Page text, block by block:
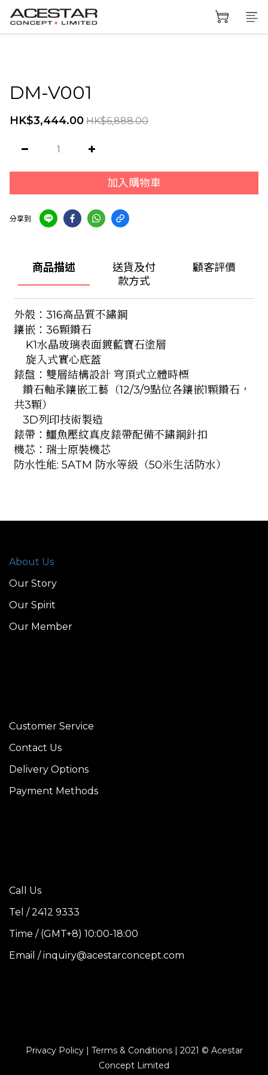
DM-V001
HK$3,444.00 HK$6,888.00
加入購物車
分享到
商品描述
送貨及付
款方式
顧客評價
外殼：316高品質不鏽鋼
鑲嵌：36顆鑽石
K1水晶玻璃表面鍍藍寶石塗層
旋入式實心底蓋
錶盤：雙層結構設計 穹頂式立體時標
鑽石軸承鑲嵌工藝（12/3/9點位各鑲嵌1顆鑽石，
共3顆）
3D列印技術製造
錶帶：鱷魚壓紋真皮錶帶配備不鏽鋼針扣
機芯：瑞士原裝機芯
防水性能: 5ATM 防水等級（50米生活防水）
About Us
Our Story
Our Spirit
Our Member
Customer Service
Contact Us
Delivery Options
Payment Methods
Call Us
Tel / 2412 9333
Time / (GMT+8) 10:00-18:00
Email / inquiry@acestarconcept.com
Privacy Policy | Terms & Conditions | 2021 © Acestar
Concept Limited